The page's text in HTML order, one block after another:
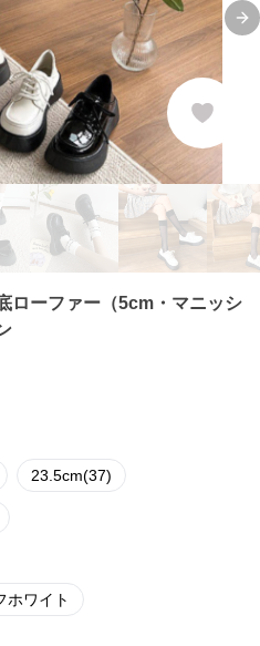
ローファー（5cm・マニッシ
23.5cm(37)
ホワイト